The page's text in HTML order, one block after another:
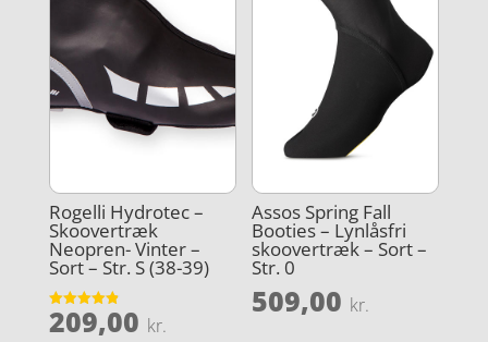
Rogelli Hydrotec –
Skoovertræk
Neopren- Vinter –
Sort – Str. S (38-39)
Vurderet
4.9
209,00 kr.
Assos Spring Fall
Booties – Lynlåsfri
skoovertræk – Sort –
Str. 0
509,00 kr.